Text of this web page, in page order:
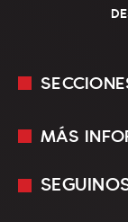
En Vivo
MÁS
Mediakit